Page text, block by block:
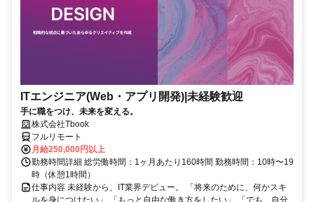
ITエンジニア(Web・アプリ開発)|未経験歓迎
手に職をつけ、未来を変える。
株式会社Tbook
フルリモート
月給250,000円以上
勤務時間詳細 総労働時間：1ヶ月あたり160時間 勤務時間：10時〜19
時（休憩1時間）
仕事内容 未経験から、IT業界デビュー。 「将来のために、何かスキ